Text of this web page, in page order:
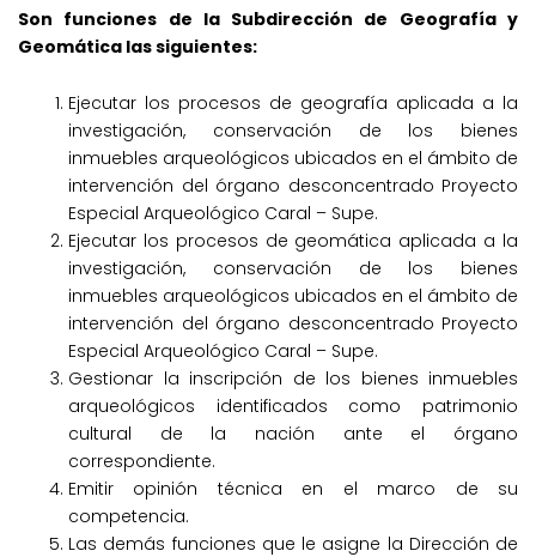
Son funciones de la Subdirección de Geografía y
Geomática las siguientes:
Ejecutar los procesos de geografía aplicada a la
investigación, conservación de los bienes
inmuebles arqueológicos ubicados en el ámbito de
intervención del órgano desconcentrado Proyecto
Especial Arqueológico Caral – Supe.
Ejecutar los procesos de geomática aplicada a la
investigación, conservación de los bienes
inmuebles arqueológicos ubicados en el ámbito de
intervención del órgano desconcentrado Proyecto
Especial Arqueológico Caral – Supe.
Gestionar la inscripción de los bienes inmuebles
arqueológicos identificados como patrimonio
cultural de la nación ante el órgano
correspondiente.
Emitir opinión técnica en el marco de su
competencia.
Las demás funciones que le asigne la Dirección de